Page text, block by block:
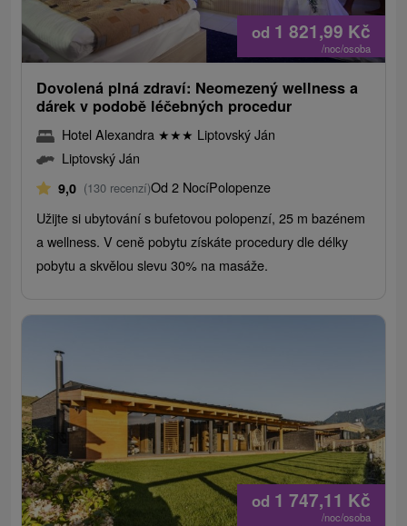
od 1 821,99 Kč
/noc/osoba
Dovolená plná zdraví: Neomezený wellness a
dárek v podobě léčebných procedur
Hotel Alexandra ★★★ Liptovský Ján
Liptovský Ján
9,0 (130 recenzí)Od 2 NocíPolopenze
Užijte si ubytování s bufetovou polopenzí, 25 m bazénem
a wellness. V ceně pobytu získáte procedury dle délky
pobytu a skvělou slevu 30% na masáže.
od 1 747,11 Kč
/noc/osoba